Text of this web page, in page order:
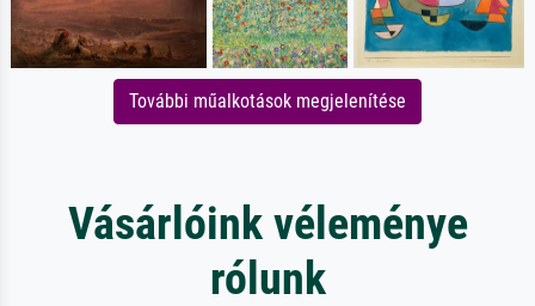
További műalkotások megjelenítése
Vásárlóink véleménye
rólunk